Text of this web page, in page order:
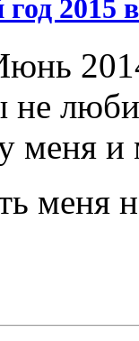
2015
не
меня
меня